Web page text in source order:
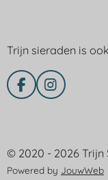
Trijn sieraden is
F
a
o
o
I
n
g
r
© 2020 - 2026 Trijn
Powered by JouwWeb